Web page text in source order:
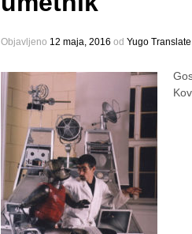
Objavljeno 12 maja, 2016 оd Yugo Translate